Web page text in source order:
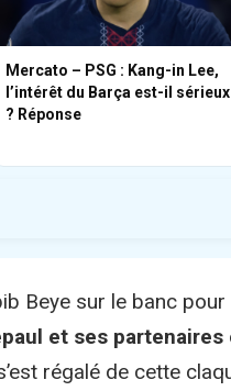
Mercato – PSG : Kang-in Lee,
l’intérêt du Barça est-il sérieux
? Réponse
Beye sur le banc pour
et ses partenaires
régalé de cette